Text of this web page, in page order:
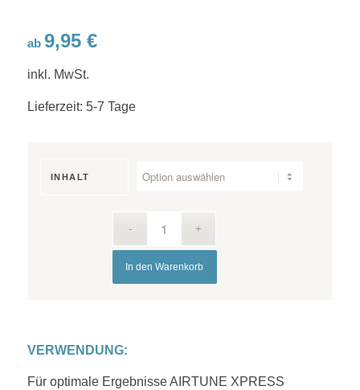
ab 9,95 €
inkl. MwSt.
Lieferzeit: 5-7 Tage
INHALT
In den Warenkorb
VERWENDUNG:
Für optimale Ergebnisse AIRTUNE XPRESS